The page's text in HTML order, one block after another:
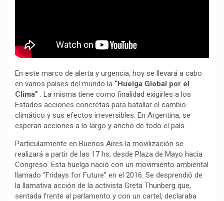
En este marco de alerta y urgencia, hoy se llevará a cabo
en varios países del mundo la “Huelga Global por el
Clima” . La misma tiene como finalidad exigirles a los
Estados acciones concretas para batallar el cambio
climático y sus efectos irreversibles. En Argentina, se
esperan acciones a lo largo y ancho de todo el país.
Particularmente en Buenos Aires la movilización se
realizará a partir de las 17 hs, desde Plaza de Mayo hacia
Congreso. Esta huelga nació con un movimiento ambiental
llamado “Fridays for Future” en el 2016. Se desprendió de
la llamativa acción de la activista Greta Thunberg que,
sentada frente al parlamento y con un cartel, declaraba